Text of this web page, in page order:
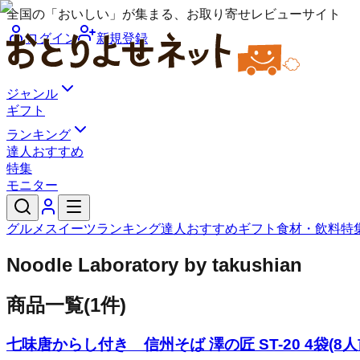
全国の「おいしい」が集まる、お取り寄せレビューサイト
ログイン
新規登録
ジャンル
ギフト
ランキング
達人おすすめ
特集
モニター
グルメ スイーツランキング達人おすすめギフト 食材・飲料特
Noodle Laboratory by takushian
商品一覧(1件)
七味唐からし付き 信州そば 澤の匠 ST-20 4袋(8人